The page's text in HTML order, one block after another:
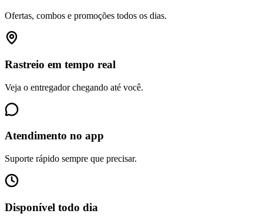
Ofertas, combos e promoções todos os dias.
Rastreio em tempo real
Veja o entregador chegando até você.
Atendimento no app
Suporte rápido sempre que precisar.
Disponível todo dia